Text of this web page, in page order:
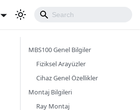
MBS100 Genel Bilgiler
Fiziksel Arayüzler
Cihaz Genel Özellikler
Montaj Bilgileri
Ray Montaj